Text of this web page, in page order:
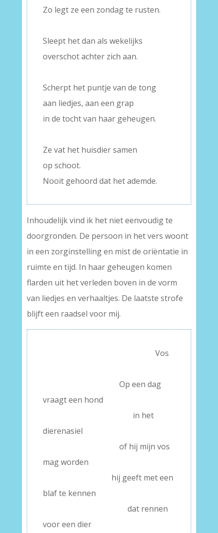
Zo legt ze een zondag te rusten.
Sleept het dan als wekelijks
overschot achter zich aan.
Scherpt het puntje van de tong
aan liedjes, aan een grap
in de tocht van haar geheugen.
Ze vat het huisdier samen
op schoot.
Nooit gehoord dat het ademde.
Inhoudelijk vind ik het niet eenvoudig te
doorgronden. De persoon in het vers woont
in een zorginstelling en mist de oriëntatie in
ruimte en tijd. In haar geheugen komen
flarden uit het verleden boven in de vorm
van liedjes en verhaaltjes. De laatste strofe
blijft een raadsel voor mij.
Vos
Op een dag
vraagt een hond
in het
dierenasiel
of hij mijn vos
mag worden
hij geeft met een
blaf te kennen
dat rennen
voor een dier